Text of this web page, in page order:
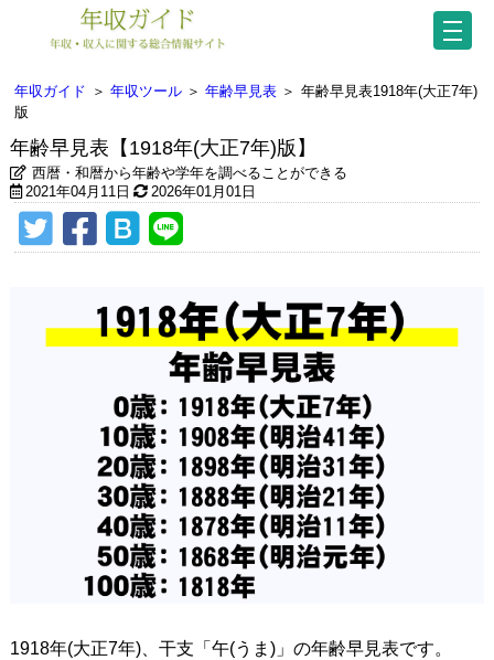
年収ガイド ＞ 年収ツール ＞ 年齢早見表 ＞ 年齢早見表1918年(大正7年)
版
年齢早見表【1918年(大正7年)版】
西暦・和暦から年齢や学年を調べることができる
2021年04月11日
2026年01月01日
1918年(大正7年)、干支「午(うま)」の年齢早見表です。